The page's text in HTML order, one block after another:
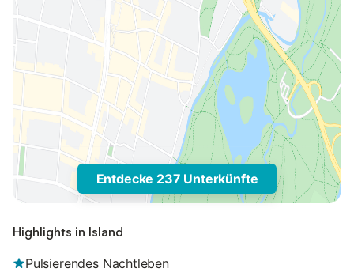
Entdecke 237 Unterkünfte
Highlights in Island
Pulsierendes Nachtleben